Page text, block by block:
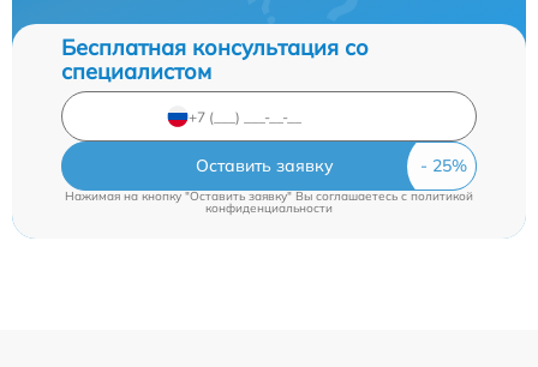
Бесплатная консультация со
специалистом
Оставить заявку
Нажимая на кнопку "Оставить заявку" Вы соглашаетесь c политикой
конфиденциальности